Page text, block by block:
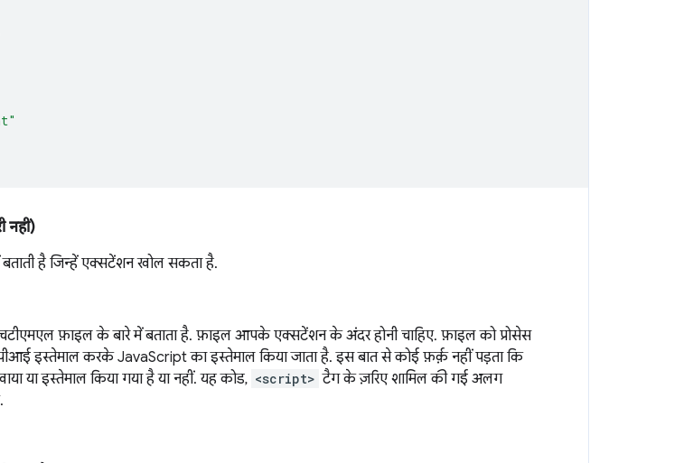
नहीं)
है जिन्हें एक्सटेंशन खोल सकता है.
फ़ाइल के बारे में बताता है. फ़ाइल आपके एक्सटेंशन के अंदर होनी चाहिए. फ़ाइल को प्रोसेस
इस्तेमाल करके JavaScript का इस्तेमाल किया जाता है. इस बात से कोई फ़र्क़ नहीं पड़ता कि
या इस्तेमाल किया गया है या नहीं. यह कोड, <script> टैग के ज़रिए शामिल की गई अलग